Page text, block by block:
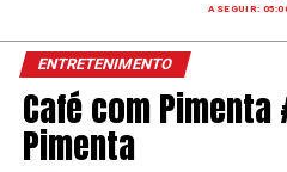
A SEGUIR:
ENTRETENIMENTO
Café com Pimenta
Pimenta